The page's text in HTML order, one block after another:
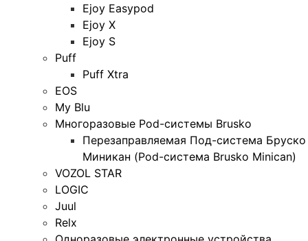
Ejoy Easypod
Ejoy X
Ejoy S
Puff
Puff Xtra
EOS
My Blu
Многоразовые Pod-системы Brusko
Перезаправляемая Под-система Бруско
Миникан (Pod-система Brusko Minican)
VOZOL STAR
LOGIC
Juul
Relx